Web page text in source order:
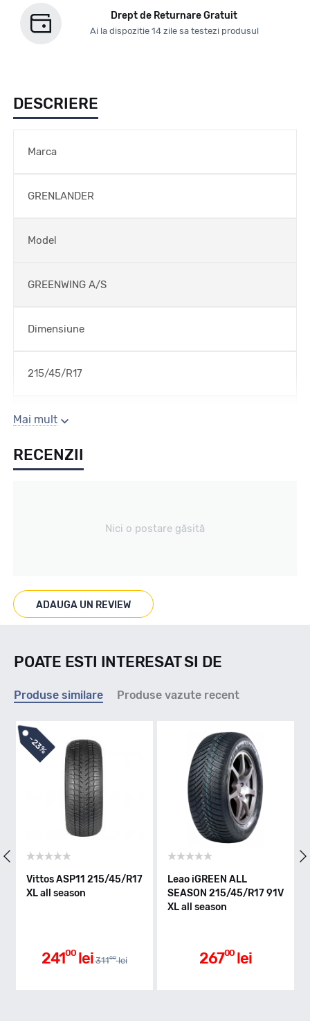
Drept de Returnare Gratuit
Ai la dispozitie 14 zile sa testezi produsul
DESCRIERE
Marca
GRENLANDER
Model
GREENWING A/S
Dimensiune
215/45/R17
Sezon
All season
Marcaje
Indice viteza
W - max 270km/h
Indice greutate
Mai mult
RECENZII
Nici o postare găsită
ADAUGA UN REVIEW
POATE ESTI INTERESAT SI DE
Produse similare Produse vazute recent
Leao iGREEN ALL
SEASON 215/45/R17 91V
26700 lei
Warrior WASP PLUS
215/45/R17 91W XL all
season
00 lei 33800